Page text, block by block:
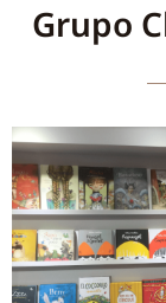
Grupo